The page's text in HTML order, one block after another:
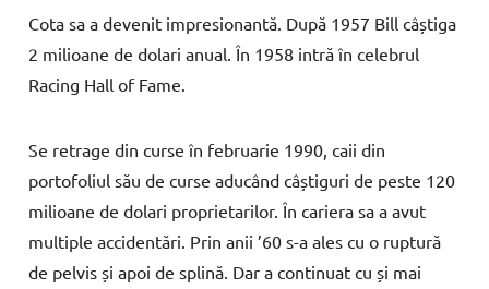
Cota sa a devenit impresionantă. După 1957 Bill câștiga
2 milioane de dolari anual. În 1958 intră în celebrul
Racing Hall of Fame.
Se retrage din curse în februarie 1990, caii din
portofoliul său de curse aducând câștiguri de peste 120
milioane de dolari proprietarilor. În cariera sa a avut
multiple accidentări. Prin anii ’60 s-a ales cu o ruptură
de pelvis și apoi de splină. Dar a continuat cu și mai